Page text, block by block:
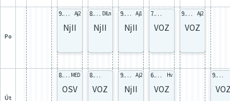
po
9.B celá Aj2
NjII
8.A celá DILn
NjII
9.A NJa Aj1
NjII
7.B Sk.B
VOZ
9.B celá Aj2
VOZ
út
8.A celá MED
OSV
8.A Sk.B
VOZ
9.B celá Aj2
NjII
6.A celá Hv
VOZ
9.A Sk.B